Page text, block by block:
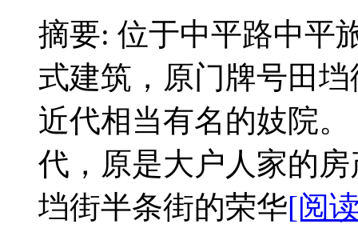
摘要: 位于中平路中平
式建筑，原门牌号田
近代相当有名的妓院
代，原是大户人家的
垱街半条街的荣华[阅